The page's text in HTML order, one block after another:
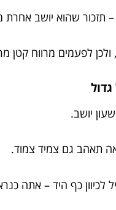
תזכור שהוא יושב אחרת
לפעמים מרווח קטן
יושב.
תאהב גם צמיד צמוד.
לכיוון כף היד – אתה